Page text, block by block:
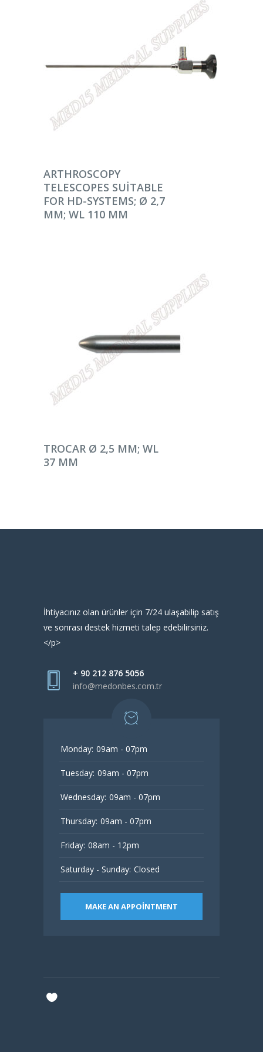
DEVAMINI OKU
ARTHROSCOPY
TELESCOPES SUITABLE
FOR HD-SYSTEMS; Ø 2,7
MM; WL 110 MM
DEVAMINI OKU
TROCAR Ø 2,5 MM; WL
37 MM
İhtiyacınız olan ürünler için 7/24 ulaşabilip satış
ve sonrası destek hizmeti talep edebilirsiniz.
</p>
+ 90 212 876 5056
info@medonbes.com.tr
Monday: 09am - 07pm
Tuesday: 09am - 07pm
Wednesday: 09am - 07pm
Thursday: 09am - 07pm
Friday: 08am - 12pm
Saturday - Sunday: Closed
MAKE AN APPOINTMENT